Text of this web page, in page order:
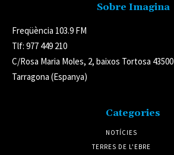
Sobre Imagina
Freqüència 103.9 FM
Tlf: 977 449 210
C/Rosa Maria Moles, 2, baixos Tortosa 43500
Tarragona (Espanya)
Categories
NOTÍCIES
TERRES DE L'EBRE